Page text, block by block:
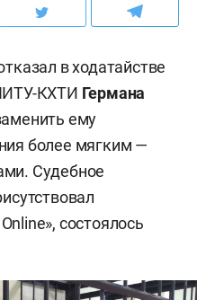
в ходатайстве
КХТИ Германа
ему
более мягким —
Судебное
состоялось